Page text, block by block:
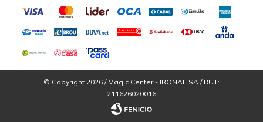
© Copyright 2026 / Magic Center - IRONAL SA / RUT:
211626020016